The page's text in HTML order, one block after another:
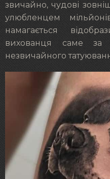
звичайно, чудові
улюбленцем
намагається
вихованця саме за
незвичайного